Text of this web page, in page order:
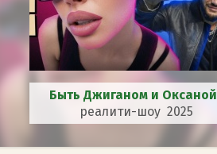
Быть Джиганом и Оксаной
реалити-шоу 2025